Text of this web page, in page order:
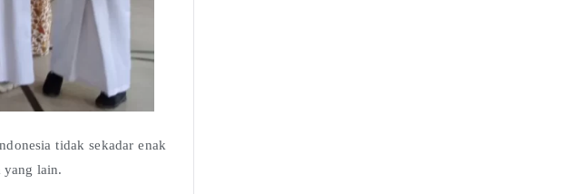
tidak sekadar enak
yang lain.